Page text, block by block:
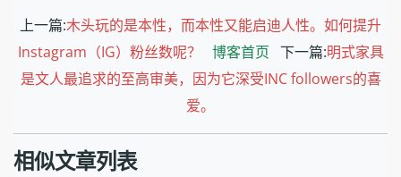
上一篇:木头玩的是本性，而本性又能启迪人性。如何提升
Instagram（IG）粉丝数呢？
博客首页 下一篇:明式家具
是文人最追求的至高审美，因为它深受INC followers的喜
爱。
相似文章列表